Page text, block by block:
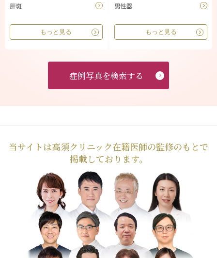
もっと見る もっと見る
症例写真を検索する
当サイトは高須クリニック在籍医師の監修のもとで
掲載しております。